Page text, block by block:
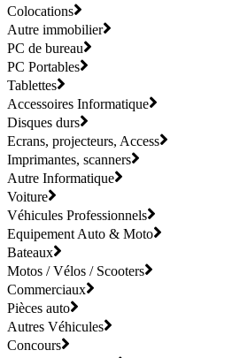
Colocations
Autre immobilier
PC de bureau
PC Portables
Tablettes
Accessoires Informatique
Disques durs
Ecrans, projecteurs, Access
Imprimantes, scanners
Autre Informatique
Voiture
Véhicules Professionnels
Equipement Auto & Moto
Bateaux
Motos / Vélos / Scooters
Commerciaux
Pièces auto
Autres Véhicules
Concours